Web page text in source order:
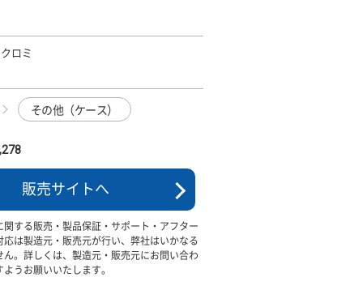
ロミ
その他（ケース）
販売サイトへ
関する販売・製品保証・サポート・アフター
応は製造元・販売元が行い、弊社はいかなる
ん。詳しくは、製造元・販売元にお問い合わ
うお願いいたします。